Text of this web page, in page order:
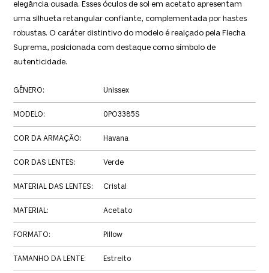
elegância ousada. Esses óculos de sol em acetato apresentam
uma silhueta retangular confiante, complementada por hastes
robustas. O caráter distintivo do modelo é realçado pela Flecha
Suprema, posicionada com destaque como símbolo de
autenticidade.
GÊNERO: Unissex
MODELO: 0PO3385S
COR DA ARMAÇÃO: Havana
COR DAS LENTES: Verde
MATERIAL DAS LENTES: Cristal
MATERIAL: Acetato
FORMATO: Pillow
TAMANHO DA LENTE: Estreito